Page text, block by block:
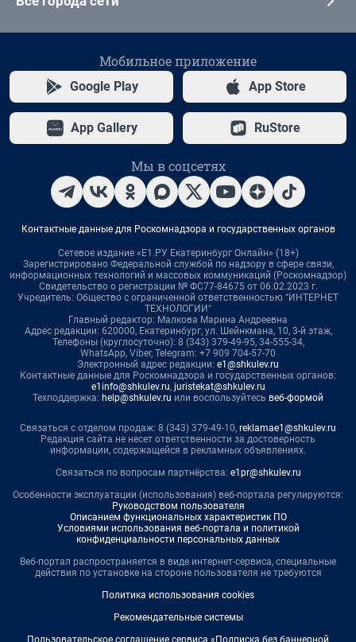
Мобильное приложение
Google Play App Store
App Gallery RuStore
Мы в соцсетях
Контактные данные для Роскомнадзора и государственных органов
Сетевое издание «Е1.РУ Екатеринбург Онлайн» (18+)
Зарегистрировано Федеральной службой по надзору в сфере связи,
информационных технологий и массовых коммуникаций (Роскомнадзор)
Свидетельство о регистрации № ФС77-84675 от 06.02.2023 г.
Учредитель: Общество с ограниченной ответственностью "ИНТЕРНЕТ
ТЕХНОЛОГИИ"
Главный редактор: Малкова Марина Андреевна
Адрес редакции: 620000, Екатеринбург, ул. Шейнкмана, 10, 3-й этаж,
Телефоны (круглосуточно): 8 (343) 379-49-95, 34-555-34,
WhatsApp, Viber, Telegram: +7 909 704-57-70
Электронный адрес редакции: e1@shkulev.ru
Контактные данные для Роскомнадзора и государственных органов:
e1info@shkulev.ru, juristekat@shkulev.ru
Техподдержка: help@shkulev.ru или воспользуйтесь веб-формой
Связаться с отделом продаж: 8 (343) 379-49-10, reklamae1@shkulev.ru
Редакция сайта не несет ответственности за достоверность
информации, содержащейся в рекламных объявлениях.
Связаться по вопросам партнёрства: e1pr@shkulev.ru
Особенности эксплуатации (использования) веб-портала регулируются:
Руководством пользователя
Описанием функциональных характеристик ПО
Условиями использования веб-портала и политикой
конфиденциальности персональных данных
Веб-портал распространяется в виде интернет-сервиса, специальные
действия по установке на стороне пользователя не требуются
Политика использования cookies
Рекомендательные системы
Пользовательское соглашение сервиса «Подписка без баннерной